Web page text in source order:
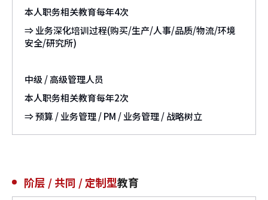
本人职务相关教育每年4次
⇒ 业务深化培训过程(购买/生产/人事/品质/物流/环境
安全/研究所)
中级 / 高级管理人员
本人职务相关教育每年2次
⇒ 预算 / 业务管理 / PM / 业务管理 / 战略树立
阶层 / 共同 / 定制型教育